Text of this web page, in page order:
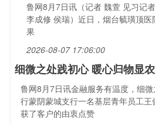
鲁网8月7日讯（记者 魏萱 见习记
李成修 侯瑞）近日，烟台毓璜顶
果
2026-08-07 17:06:00
细微之处践初心 暖心归物显
鲁网8月7日讯金融服务有温度，细
行蒙阴蒙城支行一名基层青年员工
获了客户的由衷点赞